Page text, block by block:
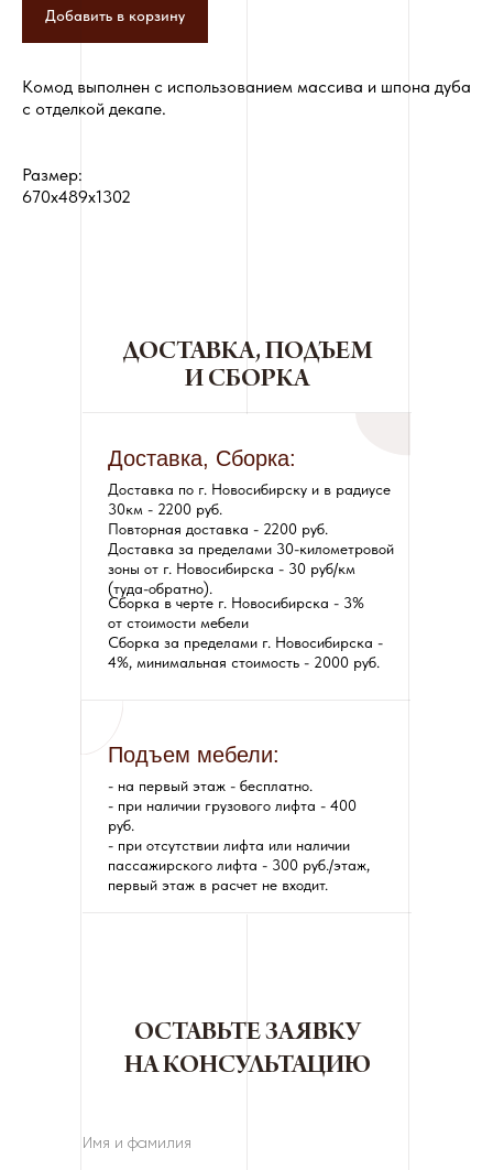
Добавить в корзину
Комод выполнен с использованием массива и шпона дуба
с отделкой декапе.
Размер:
670x489x1302
Доставка по г. Новосибирску и в радиусе
30км - 2200 руб.
Повторная доставка - 2200 руб.
Доставка за пределами 30-километровой
зоны от г. Новосибирска - 30 руб/км
(туда-обратно).
- на первый этаж - бесплатно.
- при наличии грузового лифта - 400
руб.
- при отсутствии лифта или наличии
пассажирского лифта - 300 руб./этаж,
первый этаж в расчет не входит.
Сборка в черте г. Новосибирска - 3%
от стоимости мебели
Сборка за пределами г. Новосибирска -
4%, минимальная стоимость - 2000 руб.
Подъем мебели:
Доставка, Сборка:
ДОСТАВКА, ПОДЪЕМ
И СБОРКА
ОСТАВЬТЕ ЗАЯВКУ
НА КОНСУЛЬТАЦИЮ